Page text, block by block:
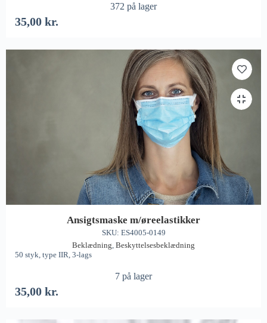
372 på lager
35,00 kr.
Ansigtsmaske m/øreelastikker
SKU: ES4005-0149
Beklædning, Beskyttelsesbeklædning
50 styk, type IIR, 3-lags
7 på lager
35,00 kr.